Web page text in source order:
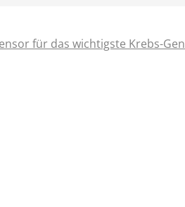
für das wichtigste Krebs-Gen